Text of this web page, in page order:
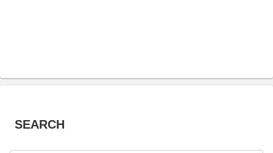
SEARCH